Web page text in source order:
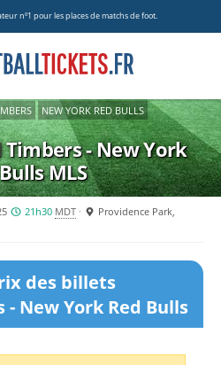
nº1 pour les places de matchs de foot.
NEW YORK RED BULLS
- New York
MLS
21h30 MDT
Providence Park,
des billets
New York Red Bulls